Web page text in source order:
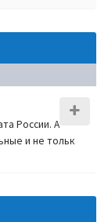
России. А
и не тольк